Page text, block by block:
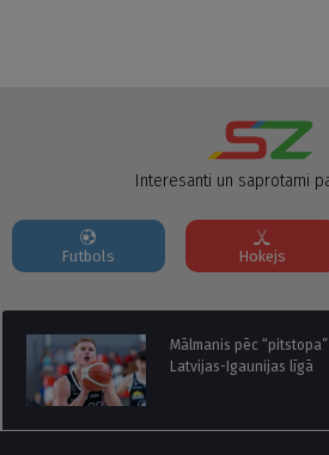
Mālmanis pēc
Latvijas-Igaunijas līgā
Interesanti un saprotami
Futbols Hokejs
Par mums Reklāmas
Seko mums: